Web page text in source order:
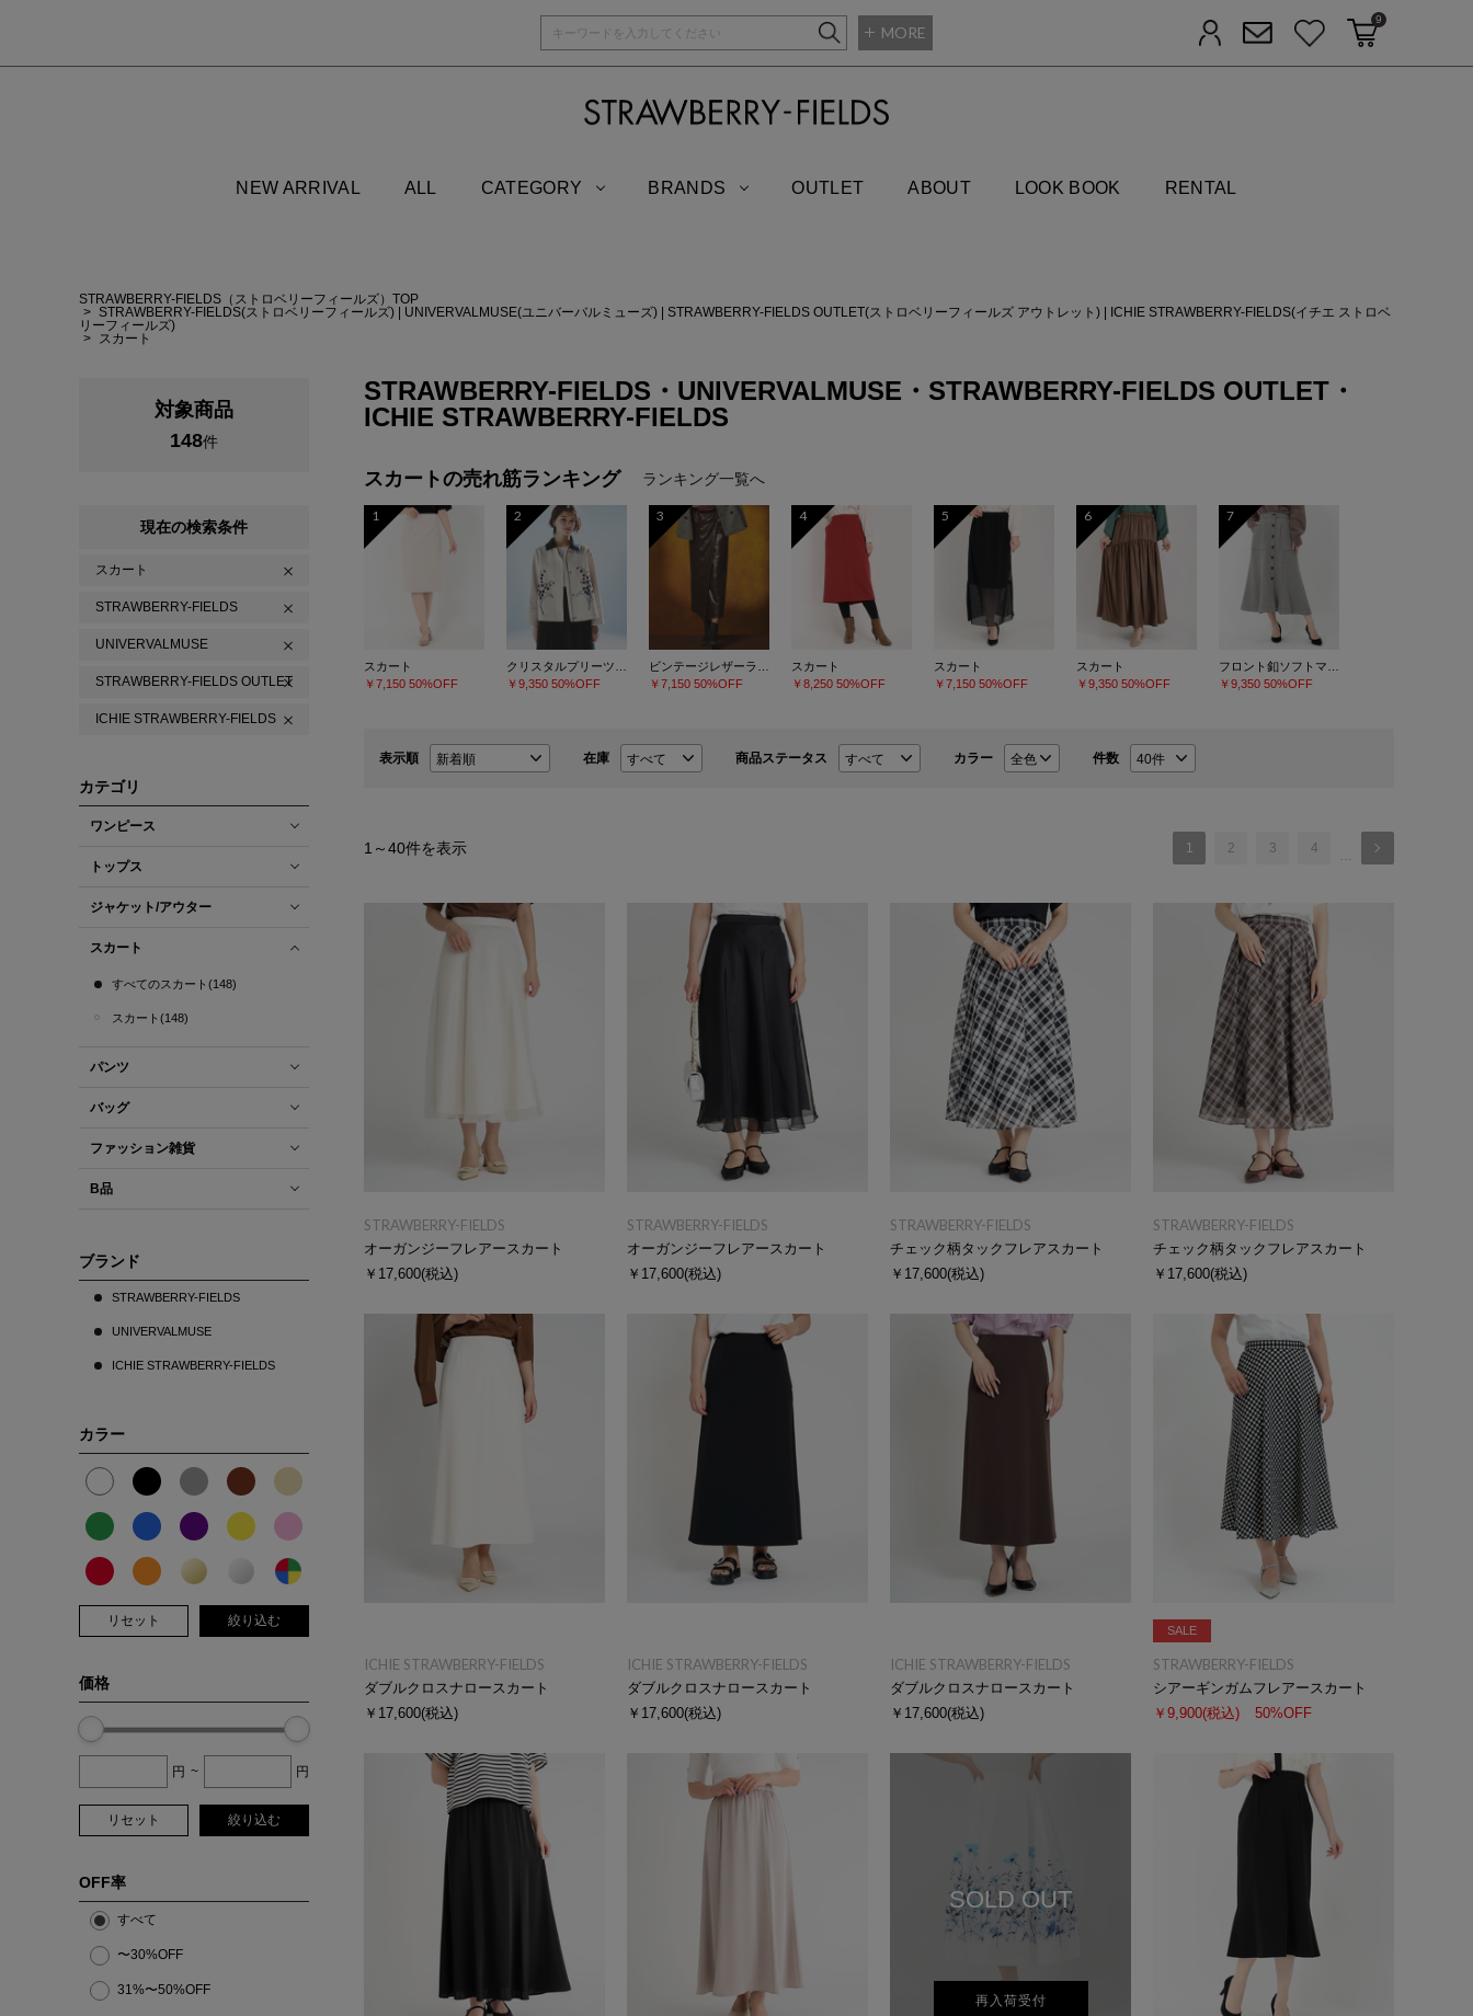
MORE ログイン メルマガ登録お気に入りカートに入れる
9
NEW ARRIVAL ALL CATEGORY BRANDS OUTLET ABOUT LOOK BOOK RENTAL
STRAWBERRY-FIELDS（ストロベリーフィールズ）TOP
STRAWBERRY-FIELDS(ストロベリーフィールズ)
UNIVERVALMUSE(ユニバーバルミューズ) STRAWBERRY-FIELDS OUTLET(ストロベリーフィールズ アウトレット)
ICHIE STRAWBERRY-FIELDS(イチエ ストロベ
リーフィールズ)
スカート
対象商品
148件
現在の検索条件
スカート
STRAWBERRY-FIELDS
UNIVERVALMUSE
STRAWBERRY-FIELDS OUTLET
ICHIE STRAWBERRY-FIELDS
カテゴリ
ワンピース
トップス
ジャケット/アウター
スカート
すべてのスカート(148)
スカート(148)
パンツ
バッグ
ファッション雑貨
B品
ブランド
STRAWBERRY-FIELDS
UNIVERVALMUSE
ICHIE STRAWBERRY-FIELDS
カラー
リセット 絞り込む
価格
円 ~ 円
リセット 絞り込む
OFF率
すべて
〜30%OFF
31%〜50%OFF
STRAWBERRY-FIELDS・UNIVERVALMUSE・STRAWBERRY-FIELDS OUTLET・
ICHIE STRAWBERRY-FIELDS
スカートの売れ筋ランキング ランキング一覧へ
1
スカート
￥7,150 50%OFF
2
￥9,350 50%OFF
3
￥7,150 50%OFF
4
スカート
￥8,250 50%OFF
5
スカート
￥7,150 50%OFF
6
スカート
￥9,350 50%OFF
7
￥9,350 50%OFF
表示順 在庫 商品ステータス カラー 件数
1 ～40件を表示 1 2 3 4 …
STRAWBERRY-FIELDS
オーガンジーフレアースカート
￥17,600(税込)
STRAWBERRY-FIELDS
オーガンジーフレアースカート
￥17,600(税込)
STRAWBERRY-FIELDS
チェック柄タックフレアスカート
￥17,600(税込)
STRAWBERRY-FIELDS
チェック柄タックフレアスカート
￥17,600(税込)
ICHIE STRAWBERRY-FIELDS
ダブルクロスナロースカート
￥17,600(税込)
ICHIE STRAWBERRY-FIELDS
ダブルクロスナロースカート
￥17,600(税込)
ICHIE STRAWBERRY-FIELDS
ダブルクロスナロースカート
￥17,600(税込)
SALE
STRAWBERRY-FIELDS
シアーギンガムフレアースカート
￥9,900(税込) 50%OFF
SOLD OUT
再入荷受付